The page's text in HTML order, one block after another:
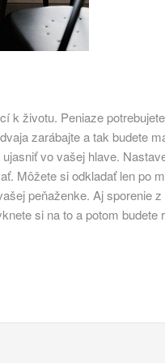
k životu. Peniaze
zarábajte a tak budete
vo vašej hlave.
Môžete si odkladať len po
peňaženke. Aj sporenie
si na to a potom